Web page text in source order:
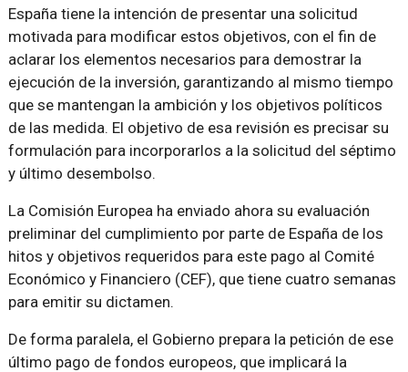
España tiene la intención de presentar una solicitud
motivada para modificar estos objetivos, con el fin de
aclarar los elementos necesarios para demostrar la
ejecución de la inversión, garantizando al mismo tiempo
que se mantengan la ambición y los objetivos políticos
de las medida. El objetivo de esa revisión es precisar su
formulación para incorporarlos a la solicitud del séptimo
y último desembolso.
La Comisión Europea ha enviado ahora su evaluación
preliminar del cumplimiento por parte de España de los
hitos y objetivos requeridos para este pago al Comité
Económico y Financiero (CEF), que tiene cuatro semanas
para emitir su dictamen.
De forma paralela, el Gobierno prepara la petición de ese
último pago de fondos europeos, que implicará la